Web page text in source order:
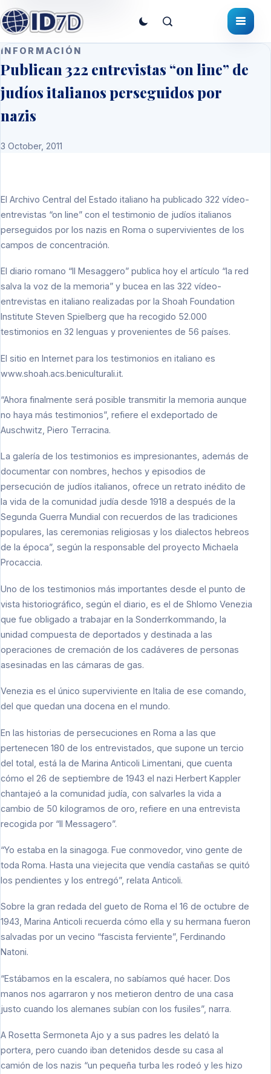
INFORMACIÓN
Publican 322 entrevistas “on line” de
judíos italianos perseguidos por
nazis
3 October, 2011
El Archivo Central del Estado italiano ha publicado 322 vídeo-
entrevistas “on line” con el testimonio de judíos italianos
perseguidos por los nazis en Roma o supervivientes de los
campos de concentración.
El diario romano “Il Mesaggero” publica hoy el artículo “la red
salva la voz de la memoria” y bucea en las 322 vídeo-
entrevistas en italiano realizadas por la Shoah Foundation
Institute Steven Spielberg que ha recogido 52.000
testimonios en 32 lenguas y provenientes de 56 países.
El sitio en Internet para los testimonios en italiano es
www.shoah.acs.beniculturali.it.
“Ahora finalmente será posible transmitir la memoria aunque
no haya más testimonios”, refiere el exdeportado de
Auschwitz, Piero Terracina.
La galería de los testimonios es impresionantes, además de
documentar con nombres, hechos y episodios de
persecución de judíos italianos, ofrece un retrato inédito de
la vida de la comunidad judía desde 1918 a después de la
Segunda Guerra Mundial con recuerdos de las tradiciones
populares, las ceremonias religiosas y los dialectos hebreos
de la época”, según la responsable del proyecto Michaela
Procaccia.
Uno de los testimonios más importantes desde el punto de
vista historiográfico, según el diario, es el de Shlomo Venezia
que fue obligado a trabajar en la Sonderrkommando, la
unidad compuesta de deportados y destinada a las
operaciones de cremación de los cadáveres de personas
asesinadas en las cámaras de gas.
Venezia es el único superviviente en Italia de ese comando,
del que quedan una docena en el mundo.
En las historias de persecuciones en Roma a las que
pertenecen 180 de los entrevistados, que supone un tercio
del total, está la de Marina Anticoli Limentani, que cuenta
cómo el 26 de septiembre de 1943 el nazi Herbert Kappler
chantajeó a la comunidad judía, con salvarles la vida a
cambio de 50 kilogramos de oro, refiere en una entrevista
recogida por “Il Messagero”.
“Yo estaba en la sinagoga. Fue conmovedor, vino gente de
toda Roma. Hasta una viejecita que vendía castañas se quitó
los pendientes y los entregó”, relata Anticoli.
Sobre la gran redada del gueto de Roma el 16 de octubre de
1943, Marina Anticoli recuerda cómo ella y su hermana fueron
salvadas por un vecino “fascista ferviente”, Ferdinando
Natoni.
“Estábamos en la escalera, no sabíamos qué hacer. Dos
manos nos agarraron y nos metieron dentro de una casa
justo cuando los alemanes subían con los fusiles”, narra.
A Rosetta Sermoneta Ajo y a sus padres les delató la
portera, pero cuando iban detenidos desde su casa al
camión de los nazis “un pequeña turba les rodeó y les hizo